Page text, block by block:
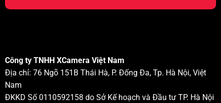
Công ty TNHH XCamera Việt Nam
Địa chỉ: 76 Ngõ 151B Thái Hà, P. Đống Đa, Tp. Hà Nội, Việt
Nam
ĐKKD Số 0110592158 do Sở Kế hoạch và Đầu tư TP. Hà Nội